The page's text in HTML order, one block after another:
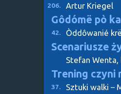
206. Artur Kriegel
Gôdómë pò
42. Òddôwanié
Scenariusze
Stefan
Trening czyni
37. Sztuki walki –